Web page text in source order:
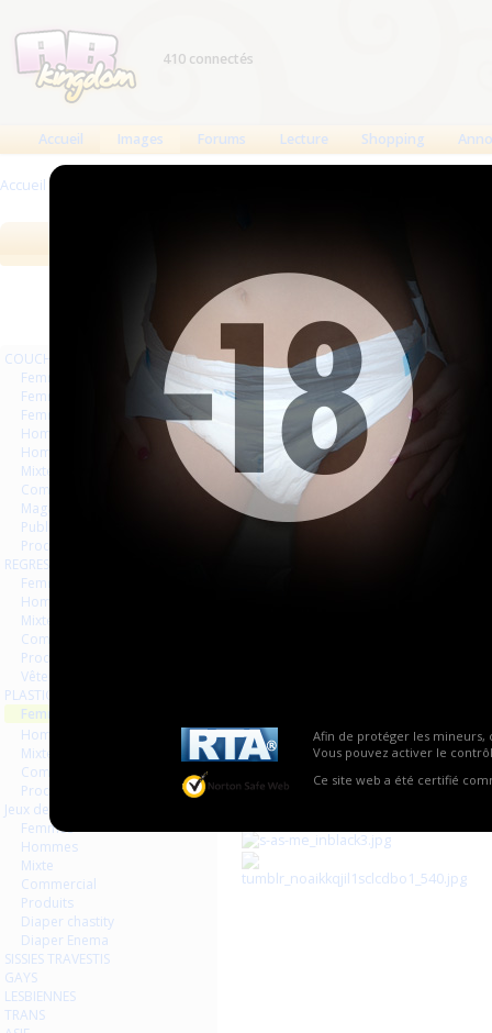
Afin de protéger les mineurs,
Vous pouvez activer le
Ce site web a été certifié
410 connectés
Accueil Images Forums Lecture Shopping
Accueil >
COUCHES
Femmes
Femmes séries et rafales
Femmes vintage
Hommes séries et rafales
Hommes
Mixte
Commercial
Magazines Livres
Publicités
Produits
REGRESSION AGEPLAYER
Femmes
Hommes
Mixte
Commercial
Produits
Vêtements
PLASTIQUE LATEX
Femmes
Hommes
Mixte
Commercial
Produits
Jeux de contraintes
Femmes
Hommes
Mixte
Commercial
Produits
Diaper chastity
Diaper Enema
SISSIES TRAVESTIS
GAYS
LESBIENNES
TRANS